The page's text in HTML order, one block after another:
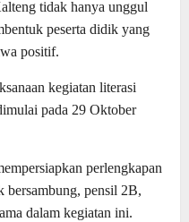
tidak hanya unggul
peserta didik yang
positif.
kegiatan literasi
pada 29 Oktober
perlengkapan
bersambung, pensil 2B,
dalam kegiatan ini.